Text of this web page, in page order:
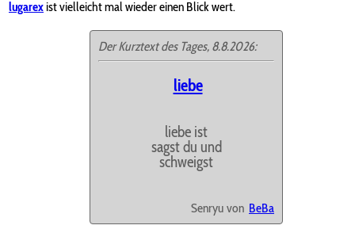
lugarex ist vielleicht mal wieder einen Blick wert.
Der Kurztext des Tages, 8.8.2026:
liebe
liebe ist
sagst du und
schweigst
Senryu von BeBa